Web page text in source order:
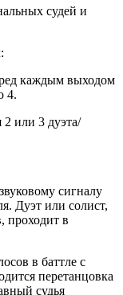
судей и
каждым выходом
4.
2 или 3 дуэта/
сигналу
Дуэт или солист,
проходит в
в баттле с
перетанцовка
судья